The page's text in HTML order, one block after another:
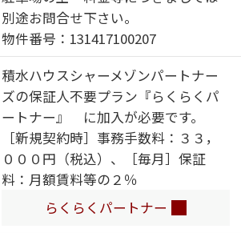
所）／エコジョーズ／給湯器（追焚
機能付）／太陽光発電／ＺＥＨ（ネ
ット・ゼロ・エネルギー・ハウス）
／建築物省エネ性能表示制度（ＢＥ
ＬＳ）／浴室乾燥機（暖房乾燥）／
シャワー／ユニットバス１３１８／
洗濯機置場（室内）／洗髪洗面化粧
台／洗面所独立／室内物干し／対面
キッチン／ＩＨクッキングヒーター
／３口コンロ／乾燥機付食器洗浄機
別途お問合せ下さい。
物件番号：131417100207
積水ハウスシャーメゾンパートナー
ズの保証人不要プラン『らくらくパ
ートナー』 に加入が必要です。
［新規契約時］事務手数料：３３，
０００円（税込）、［毎月］保証
料：月額賃料等の２％
らくらくパートナー